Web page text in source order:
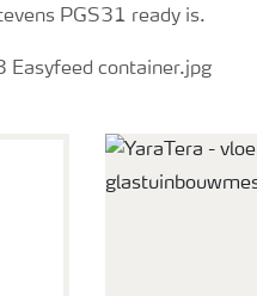
PGS31 ready is.